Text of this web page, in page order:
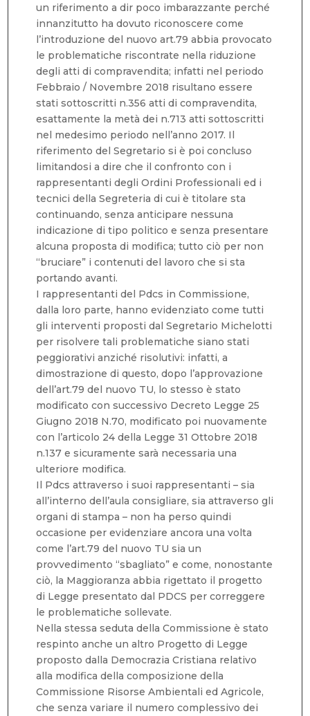
un riferimento a dir poco imbarazzante perché
innanzitutto ha dovuto riconoscere come
l’introduzione del nuovo art.79 abbia provocato
le problematiche riscontrate nella riduzione
degli atti di compravendita; infatti nel periodo
Febbraio / Novembre 2018 risultano essere
stati sottoscritti n.356 atti di compravendita,
esattamente la metà dei n.713 atti sottoscritti
nel medesimo periodo nell’anno 2017. Il
riferimento del Segretario si è poi concluso
limitandosi a dire che il confronto con i
rappresentanti degli Ordini Professionali ed i
tecnici della Segreteria di cui è titolare sta
continuando, senza anticipare nessuna
indicazione di tipo politico e senza presentare
alcuna proposta di modifica; tutto ciò per non
“bruciare” i contenuti del lavoro che si sta
portando avanti.
I rappresentanti del Pdcs in Commissione,
dalla loro parte, hanno evidenziato come tutti
gli interventi proposti dal Segretario Michelotti
per risolvere tali problematiche siano stati
peggiorativi anziché risolutivi: infatti, a
dimostrazione di questo, dopo l’approvazione
dell’art.79 del nuovo TU, lo stesso è stato
modificato con successivo Decreto Legge 25
Giugno 2018 N.70, modificato poi nuovamente
con l’articolo 24 della Legge 31 Ottobre 2018
n.137 e sicuramente sarà necessaria una
ulteriore modifica.
Il Pdcs attraverso i suoi rappresentanti – sia
all’interno dell’aula consigliare, sia attraverso gli
organi di stampa – non ha perso quindi
occasione per evidenziare ancora una volta
come l’art.79 del nuovo TU sia un
provvedimento “sbagliato” e come, nonostante
ciò, la Maggioranza abbia rigettato il progetto
di Legge presentato dal PDCS per correggere
le problematiche sollevate.
Nella stessa seduta della Commissione è stato
respinto anche un altro Progetto di Legge
proposto dalla Democrazia Cristiana relativo
alla modifica della composizione della
Commissione Risorse Ambientali ed Agricole,
che senza variare il numero complessivo dei